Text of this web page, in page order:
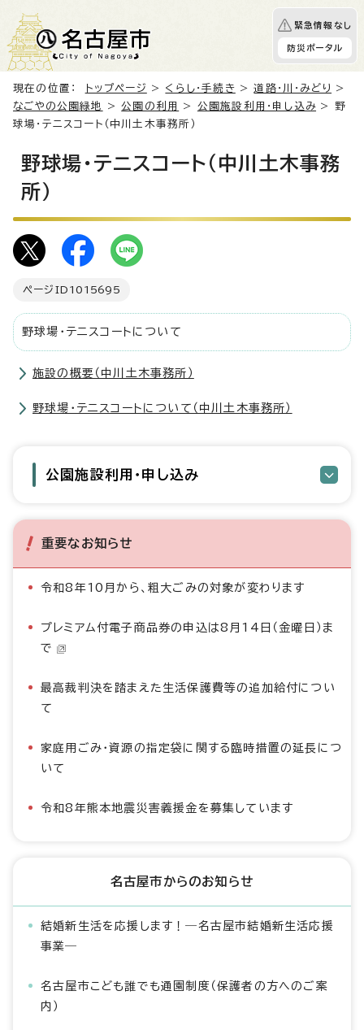
緊急情報なし
防災ポータル
現在の位置： トップページ > くらし・手続き >道路・川・みどり
>
なごやの公園緑地
>公園の利用 > 公園施設利用・申し込み > 野
球場・テニスコート（中川土木事務所）
野球場・テニスコート（中川土木事務
所）
ページID 1015695
野球場・テニスコートについて
施設の概要（中川土木事務所）
野球場・テニスコートについて（中川土木事務所）
公園施設利用・申し込み
重要なお知らせ
令和8年10月から、粗大ごみの対象が変わります
プレミアム付電子商品券の申込は8月14日（金曜日）ま
で
最高裁判決を踏まえた生活保護費等の追加給付につい
て
家庭用ごみ・資源の指定袋に関する臨時措置の延長につ
いて
令和8年熊本地震災害義援金を募集しています
名古屋市からのお知らせ
結婚新生活を応援します！―名古屋市結婚新生活応援
事業―
名古屋市こども誰でも通園制度（保護者の方へのご案
内）